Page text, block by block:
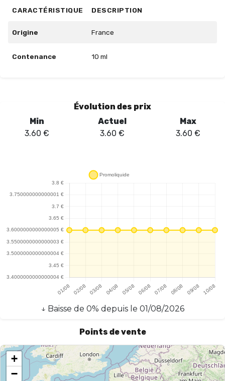
CARACTÉRISTIQUE DESCRIPTION
Origine France
Contenance 10 ml
Évolution des prix
Min
3.60 €
Actuel
3.60 €
Max
3.60 €
↓ Baisse de 0% depuis le 01/08/2026
Points de vente
+
−